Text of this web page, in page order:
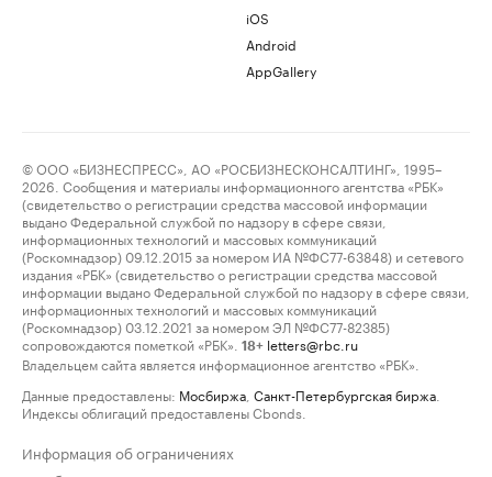
iOS
Android
AppGallery
© ООО «БИЗНЕСПРЕСС», АО «РОСБИЗНЕСКОНСАЛТИНГ», 1995–
2026. Сообщения и материалы информационного агентства «РБК»
(свидетельство о регистрации средства массовой информации
выдано Федеральной службой по надзору в сфере связи,
информационных технологий и массовых коммуникаций
(Роскомнадзор) 09.12.2015 за номером ИА №ФС77-63848) и сетевого
издания «РБК» (свидетельство о регистрации средства массовой
информации выдано Федеральной службой по надзору в сфере связи,
информационных технологий и массовых коммуникаций
(Роскомнадзор) 03.12.2021 за номером ЭЛ №ФС77-82385)
сопровождаются пометкой «РБК».
18+ letters@rbc.ru
Владельцем сайта является информационное агентство «РБК».
Данные предоставлены: Мосбиржа Санкт-Петербургская биржа
Индексы облигаций предоставлены Cbonds.
Информация об ограничениях